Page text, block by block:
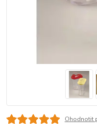
Ohodnotit